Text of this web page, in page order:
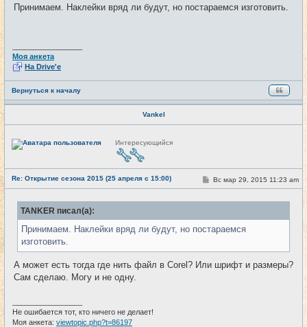
б
Принимаем. Наклейки вряд ли будут, но постараемся изготовить.
Моя анкета
На Drive'e
Вернуться к началу
Vankel
Н
е
е
т
и
Интересующийся
Re: Открытие сезона 2015 (25 апреля с 15:00) #22
С
о
б
е
н
Вс мар 29, 2015 11:23 am
TANKER писал(а):
Принимаем. Наклейки вряд ли будут, но постараемся
изготовить.
А может есть тогда где нить файл в Corel? Или шрифт и размеры?
Сам сделаю. Могу и не одну.
Не ошибается тот, кто ничего не делает!
Моя анкета: viewtopic.php?t=86197